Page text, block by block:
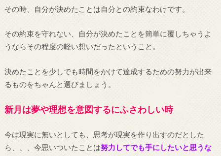
その時、自分が決めたことは自分との約束なわけです。
その約束を守れない、自分が決めたことを簡単に覆しちゃうよ
うならその程度の軽い想いだったということ。
決めたことを少しでも時間をかけて達成するための努力が出来
るものをちゃんと選びましょう。
新月は夢や理想を意図するにふさわしい時
今は現実に無いとしても、思考が現実を作り出すのだとした
ら、、、今思いついたことは努力してでも手にしたいと思うな